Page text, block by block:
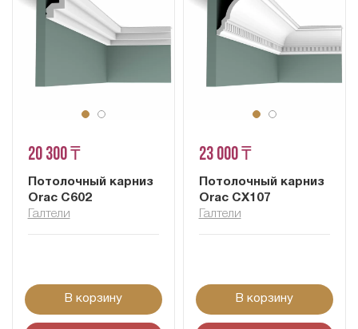
20 300 ₸
Потолочный карниз
Orac C602
Галтели
В корзину
23 000 ₸
Потолочный карниз
Orac CX107
Галтели
В корзину